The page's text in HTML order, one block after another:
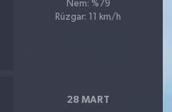
Nem: %79
Rüzgar: 11 km/h
28 MART